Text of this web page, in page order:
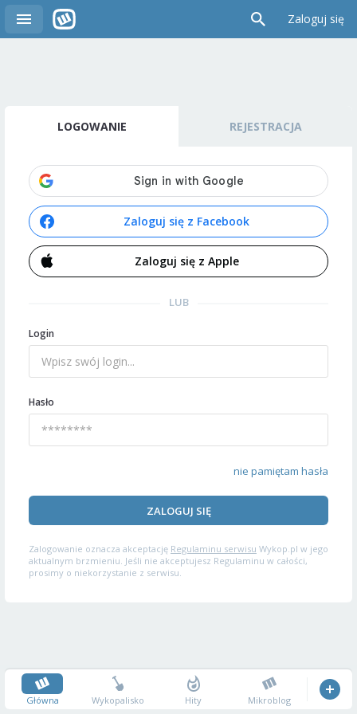
Zaloguj się
LOGOWANIE REJESTRACJA
Zaloguj się z Facebook
Zaloguj się z Apple
LUB
Login
Hasło
nie pamiętam hasła
ZALOGUJ SIĘ
Zalogowanie oznacza akceptację Regulaminu serwisu Wykop.pl w jego
aktualnym brzmieniu. Jeśli nie akceptujesz Regulaminu w całości,
prosimy o niekorzystanie z serwisu.
Główna Wykopalisko Hity Mikroblog